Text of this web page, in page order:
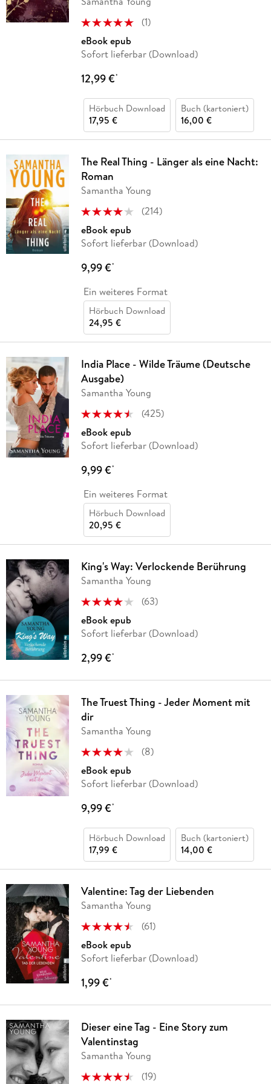
(1)
eBook epub
Sofort lieferbar (Download)
12,99 €*
Hörbuch Download
17,95 €
Buch (kartoniert)
16,00 €
The Real Thing - Länger als eine Nacht:
Roman
Samantha Young
(214)
eBook epub
Sofort lieferbar (Download)
9,99 €*
Ein weiteres Format
Hörbuch Download
24,95 €
India Place - Wilde Träume (Deutsche
Ausgabe)
Samantha Young
(425)
eBook epub
Sofort lieferbar (Download)
9,99 €*
Ein weiteres Format
Hörbuch Download
20,95 €
King's Way: Verlockende Berührung
Samantha Young
(63)
eBook epub
Sofort lieferbar (Download)
2,99 €*
The Truest Thing - Jeder Moment mit
dir
Samantha Young
(8)
eBook epub
Sofort lieferbar (Download)
9,99 €*
Hörbuch Download
17,99 €
Buch (kartoniert)
14,00 €
Valentine: Tag der Liebenden
Samantha Young
(61)
eBook epub
Sofort lieferbar (Download)
1,99 €*
Dieser eine Tag - Eine Story zum
Valentinstag
Samantha Young
(19)